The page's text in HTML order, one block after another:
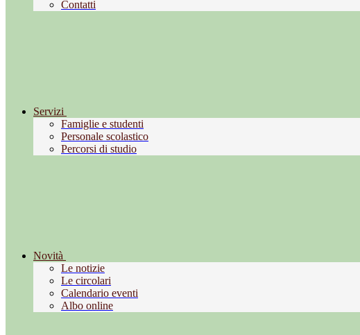
Contatti
Servizi
Famiglie e studenti
Personale scolastico
Percorsi di studio
Novità
Le notizie
Le circolari
Calendario eventi
Albo online